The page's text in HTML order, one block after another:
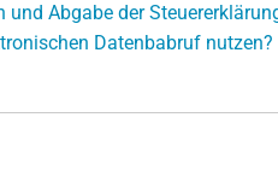
Abgabe der
Datenbabruf nutzen?